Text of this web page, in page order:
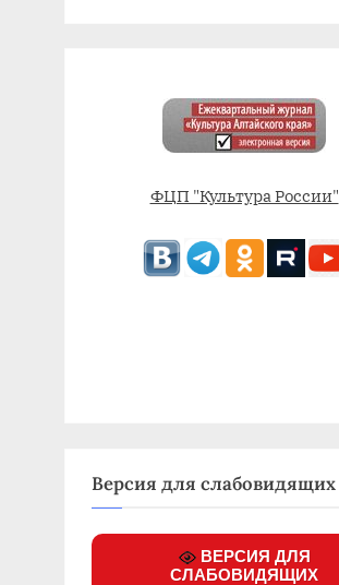
ФЦП "Культура России"
Версия для слабовидящих
ВЕРСИЯ ДЛЯ
СЛАБОВИДЯЩИХ